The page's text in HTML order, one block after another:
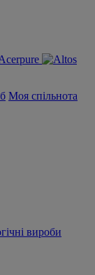
Моя спільнота
вироби